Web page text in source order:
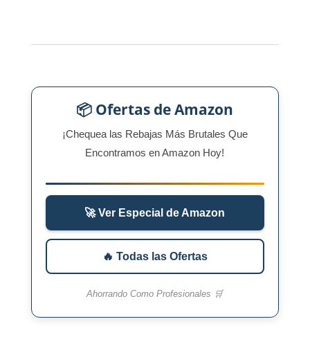
📦 Ofertas de Amazon
¡Chequea las Rebajas Más Brutales Que
Encontramos en Amazon Hoy!
🚀 Ver Especial de Amazon
🔥 Todas las Ofertas
Ahorrando Como Profesionales 🛒